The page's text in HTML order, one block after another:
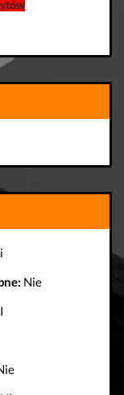
Nie